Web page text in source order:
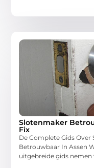
Slotenmaker
Fix
De Complete Gids Over
Betrouwbaar In Assen
uitgebreide gids nemen